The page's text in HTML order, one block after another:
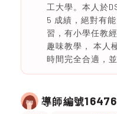
工大學。本人於
5 成績，絕對有
習，有小學任教
趣味教學， 本人
時間完全合適，
導師編號